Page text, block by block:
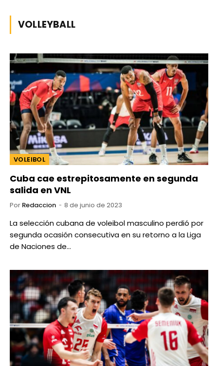
VOLLEYBALL
VOLEIBOL
Cuba cae estrepitosamente en segunda
salida en VNL
Por Redaccion 8 de junio de 2023
La selección cubana de voleibol masculino perdió por
segunda ocasión consecutiva en su retorno a la Liga
de Naciones de…